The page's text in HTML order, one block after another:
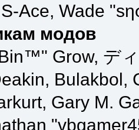
Ace, Wade
модов
Grow, デ
Bulakbol,
Gary M.